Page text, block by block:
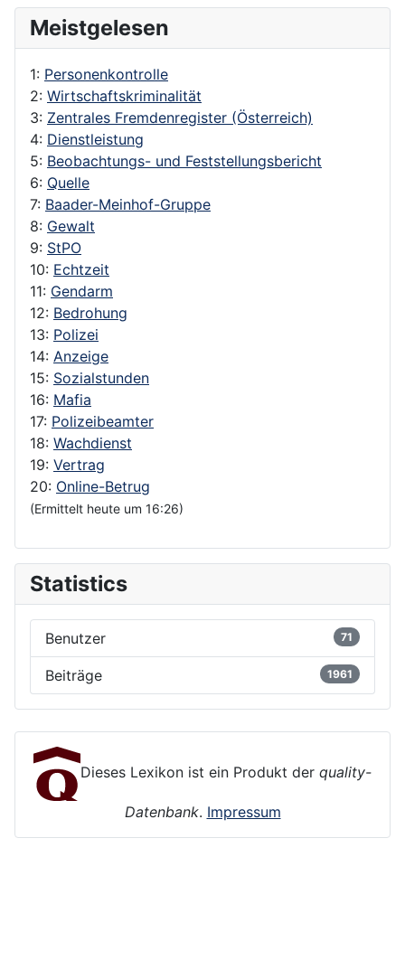
Meistgelesen
1: Personenkontrolle
2: Wirtschaftskriminalität
3: Zentrales Fremdenregister (Österreich)
4: Dienstleistung
5: Beobachtungs- und Feststellungsbericht
6: Quelle
7: Baader-Meinhof-Gruppe
8: Gewalt
9: StPO
10: Echtzeit
11: Gendarm
12: Bedrohung
13: Polizei
14: Anzeige
15: Sozialstunden
16: Mafia
17: Polizeibeamter
18: Wachdienst
19: Vertrag
20: Online-Betrug
(Ermittelt heute um 16:26)
Statistics
Benutzer 71
Beiträge 1961
Dieses Lexikon ist ein Produkt der quality-
Datenbank. Impressum